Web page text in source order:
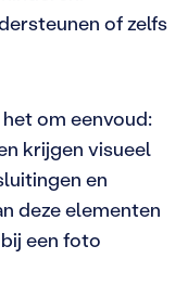
of zelfs
om eenvoud:
krijgen visueel
en
deze elementen
een foto